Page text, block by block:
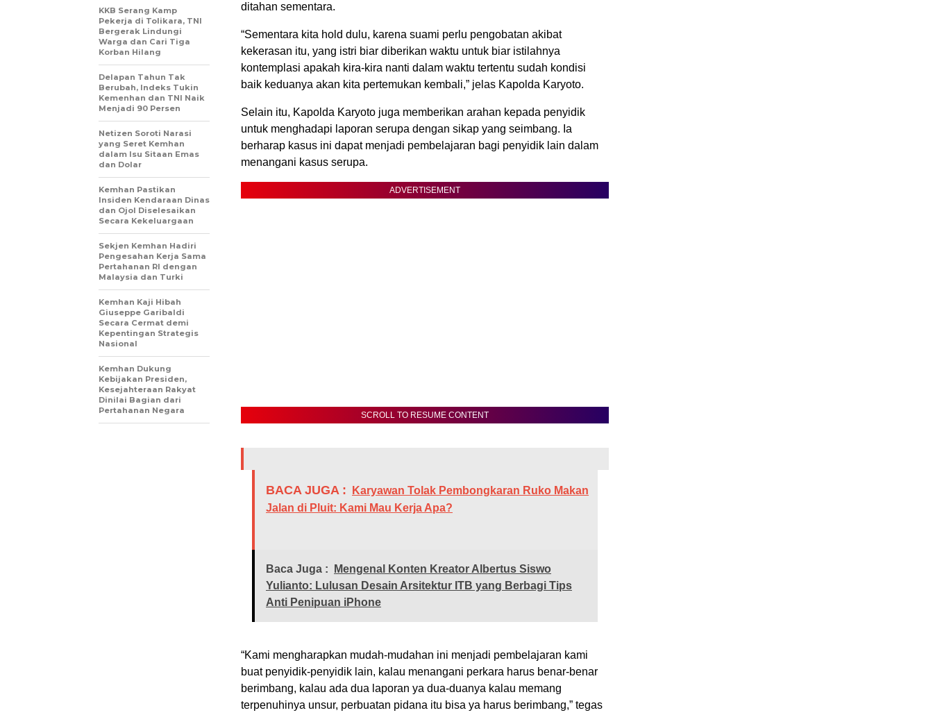
ditahan sementara.
“Sementara kita hold dulu, karena suami perlu pengobatan akibat
kekerasan itu, yang istri biar diberikan waktu untuk biar istilahnya
kontemplasi apakah kira-kira nanti dalam waktu tertentu sudah kondisi
baik keduanya akan kita pertemukan kembali,” jelas Kapolda Karyoto.
Selain itu, Kapolda Karyoto juga memberikan arahan kepada penyidik
untuk menghadapi laporan serupa dengan sikap yang seimbang. Ia
berharap kasus ini dapat menjadi pembelajaran bagi penyidik lain dalam
menangani kasus serupa.
ADVERTISEMENT
SCROLL TO RESUME CONTENT
BACA JUGA :
Karyawan Tolak Pembongkaran Ruko Makan
Jalan di Pluit: Kami Mau Kerja Apa?
Baca Juga :
Mengenal Konten Kreator Albertus Siswo
Yulianto: Lulusan Desain Arsitektur ITB yang Berbagi Tips
Anti Penipuan iPhone
“Kami mengharapkan mudah-mudahan ini menjadi pembelajaran kami
buat penyidik-penyidik lain, kalau menangani perkara harus benar-benar
berimbang, kalau ada dua laporan ya dua-duanya kalau memang
terpenuhinya unsur, perbuatan pidana itu bisa ya harus berimbang,” tegas
KKB Serang Kamp
Pekerja di Tolikara, TNI
Bergerak Lindungi
Warga dan Cari Tiga
Korban Hilang
Delapan Tahun Tak
Berubah, Indeks Tukin
Kemenhan dan TNI Naik
Menjadi 90 Persen
Netizen Soroti Narasi
yang Seret Kemhan
dalam Isu Sitaan Emas
dan Dolar
Kemhan Pastikan
Insiden Kendaraan Dinas
dan Ojol Diselesaikan
Secara Kekeluargaan
Sekjen Kemhan Hadiri
Pengesahan Kerja Sama
Pertahanan RI dengan
Malaysia dan Turki
Kemhan Kaji Hibah
Giuseppe Garibaldi
Secara Cermat demi
Kepentingan Strategis
Nasional
Kemhan Dukung
Kebijakan Presiden,
Kesejahteraan Rakyat
Dinilai Bagian dari
Pertahanan Negara